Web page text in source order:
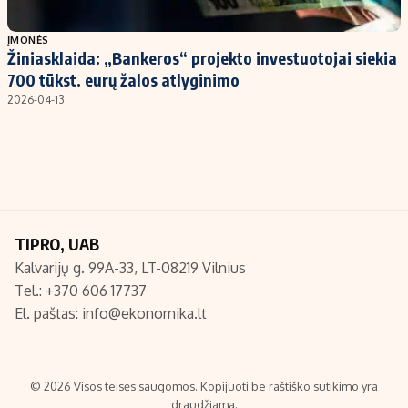
Populiarios temos
Investavimas
Akcijų rinka
Titulinis
Nedarbo išmokos skaičiuoklė
Redakcija
Turinio žymėjimo taisyklės
ĮMONĖS
Žiniasklaida: „Bankeros“ projekto investuotojai siekia
700 tūkst. eurų žalos atlyginimo
2026-04-13
TIPRO, UAB
Kalvarijų g. 99A-33, LT-08219 Vilnius
Tel.: +370 606 17737
El. paštas: info@ekonomika.lt
© 2026 Visos teisės saugomos. Kopijuoti be raštiško sutikimo yra
draudžiama.